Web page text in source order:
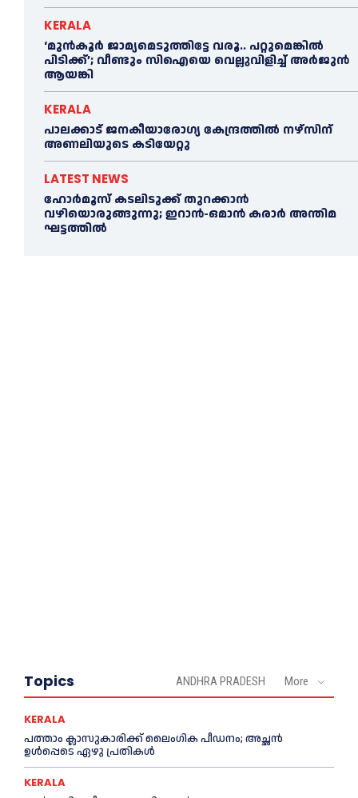
KERALA
‘മുൻ‌കൂര്‍ ജാമ്യമെടുത്തിട്ടേ വരൂ.. പറ്റുമെങ്കില്‍
പിടിക്ക്’; വീണ്ടും സിഐയെ വെല്ലുവിളിച്ച്‌ അര്‍ജുന്‍
ആയങ്കി
KERALA
പാലക്കാട് ജനകീയാരോഗ്യ കേന്ദ്രത്തില്‍ നഴ്‌സിന്
അണലിയുടെ കടിയേറ്റു
LATEST NEWS
ഹോർമൂസ് കടലിടുക്ക് തുറക്കാൻ
വഴിയൊരുങ്ങുന്നു; ഇറാൻ-ഒമാൻ കരാർ അന്തിമ
ഘട്ടത്തിൽ
Topics ANDHRA PRADESH More
KERALA
പത്താം ക്ലാസുകാരിക്ക് ലൈംഗിക പീഡനം; അച്ഛന്‍
ഉള്‍പ്പെടെ ഏഴു പ്രതികള്‍
KERALA